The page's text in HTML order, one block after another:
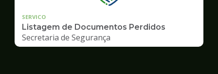
SERVICO
Listagem de Documentos Perdidos
Secretaria de Segurança